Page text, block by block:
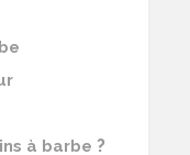
à barbe ?